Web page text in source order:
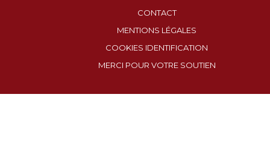
CONTACT
MENTIONS LÉGALES
COOKIES IDENTIFICATION
MERCI POUR VOTRE SOUTIEN